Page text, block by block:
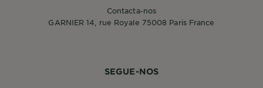
SEGUE-NOS
Contacta-nos
GARNIER 14, rue Royale 75008 Paris France